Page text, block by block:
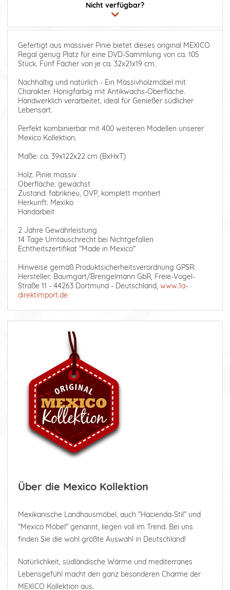
Nicht verfügbar?
Gefertigt aus massiver Pinie bietet dieses original MEXICO
Regal genug Platz für eine DVD-Sammlung von ca. 105
Stück. Fünf Fächer von je ca. 32x21x19 cm.
Nachhaltig und natürlich - Ein Massivholzmöbel mit
Charakter. Honigfarbig mit Antikwachs-Oberfläche.
Handwerklich verarbeitet, ideal für Genießer südlicher
Lebensart.
Perfekt kombinierbar mit 400 weiteren Modellen unserer
Mexico Kollektion.
Maße: ca. 39x122x22 cm (BxHxT)
Holz: Pinie massiv
Oberfläche: gewachst
Zustand: fabrikneu, OVP, komplett montiert
Herkunft: Mexiko
Handarbeit
2 Jahre Gewährleistung
14 Tage Umtauschrecht bei Nichtgefallen
Echtheitszertifikat "Made in Mexico"
Hinweise gemäß Produktsicherheitsverordnung GPSR:
Hersteller: Baumgart/Brengelmann GbR, Freie-Vogel-
Straße 11 - 44263 Dortmund - Deutschland, www.1a-
direktimport.de
Über die Mexico Kollektion
Mexikanische Landhausmöbel, auch "Hacienda-Stil" und
"Mexico Möbel" genannt, liegen voll im Trend. Bei uns
finden Sie die wohl größte Auswahl in Deutschland!
Natürlichkeit, südländische Wärme und mediterranes
Lebensgefühl macht den ganz besonderen Charme der
MEXICO Kollektion aus.